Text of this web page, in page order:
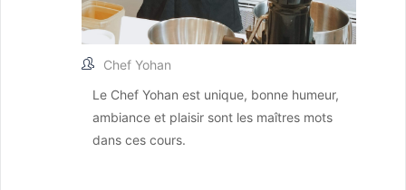
Chef Yohan
Le Chef Yohan est unique, bonne humeur,
ambiance et plaisir sont les maîtres mots
dans ces cours.